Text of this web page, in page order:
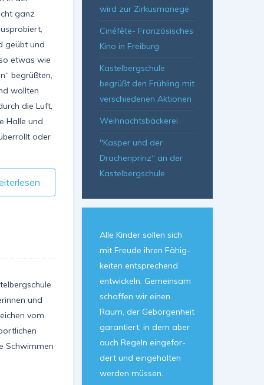
ganz
geübt und
etwas wie
begrüßten,
wollten
die Luft,
Halle und
oder
und
vom
Schwimmen
wird zur Zirkusmanege
Cinéfête- Französisches
Kino in Freiburg
Kastelbergschule
begrüßt den Frühling mit
verschiedenen Aktionen
Weihnachtsbäckerei
"Kasper und der
Drachenprinz“ an der
Kastelbergschule
Alle Kin­der sol­len sich
mit Freu­de ih­ren Fä­hig­
kei­ten ent­spre­chend
ent­wickeln. Ge­mein­sam
schaf­fen wir ei­nen
Raum, der Ge­bor­gen­heit
ga­ran­tiert, in dem aber
auch Re­geln ein­ge­for­
dert und ein­ge­hal­ten
wer­den müs­sen.